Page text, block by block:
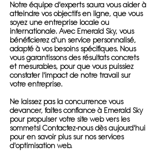
Notre équipe d'experts saura vous aider à
atteindre vos objectifs en ligne, que vous
soyez une entreprise locale ou
internationale. Avec Emerald Sky, vous
bénéficierez d'un service personnalisé,
adapté à vos besoins spécifiques. Nous
vous garantissons des résultats concrets
et mesurables, pour que vous puissiez
constater l'impact de notre travail sur
votre entreprise.
Ne laissez pas la concurrence vous
devancer, faites confiance à Emerald Sky
pour propulser votre site web vers les
sommets! Contactez-nous dès aujourd'hui
pour en savoir plus sur nos services
d'optimisation web.